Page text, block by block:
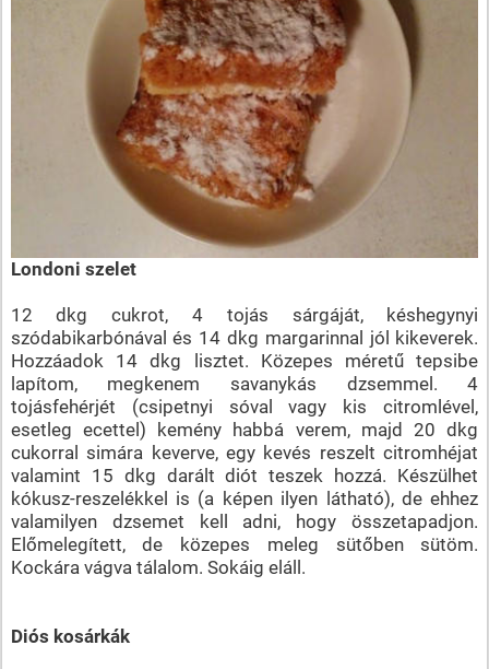
Londoni szelet
12 dkg cukrot, 4 tojás sárgáját, késhegynyi
szódabikarbónával és 14 dkg margarinnal jól kikeverek.
Hozzáadok 14 dkg lisztet. Közepes méretű tepsibe
lapítom, megkenem savanykás dzsemmel. 4
tojásfehérjét (csipetnyi sóval vagy kis citromlével,
esetleg ecettel) kemény habbá verem, majd 20 dkg
cukorral simára keverve, egy kevés reszelt citromhéjat
valamint 15 dkg darált diót teszek hozzá. Készülhet
kókusz-reszelékkel is (a képen ilyen látható), de ehhez
valamilyen dzsemet kell adni, hogy összetapadjon.
Előmelegített, de közepes meleg sütőben sütöm.
Kockára vágva tálalom. Sokáig eláll.
Diós kosárkák